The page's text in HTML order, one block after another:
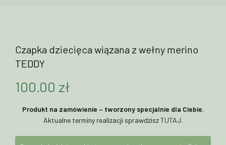
Czapka dziecięca wiązana z wełny merino
TEDDY
100.00 zł
Produkt na zamówienie – tworzony specjalnie dla Ciebie.
Aktualne terminy realizacji sprawdziszTUTAJ.